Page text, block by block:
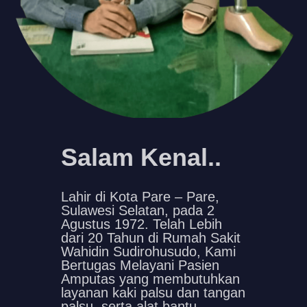
Salam Kenal..
Lahir di Kota Pare – Pare,
Sulawesi Selatan, pada 2
Agustus 1972. Telah Lebih
dari 20 Tahun di Rumah Sakit
Wahidin Sudirohusudo, Kami
Bertugas Melayani Pasien
Amputas yang membutuhkan
layanan kaki palsu dan tangan